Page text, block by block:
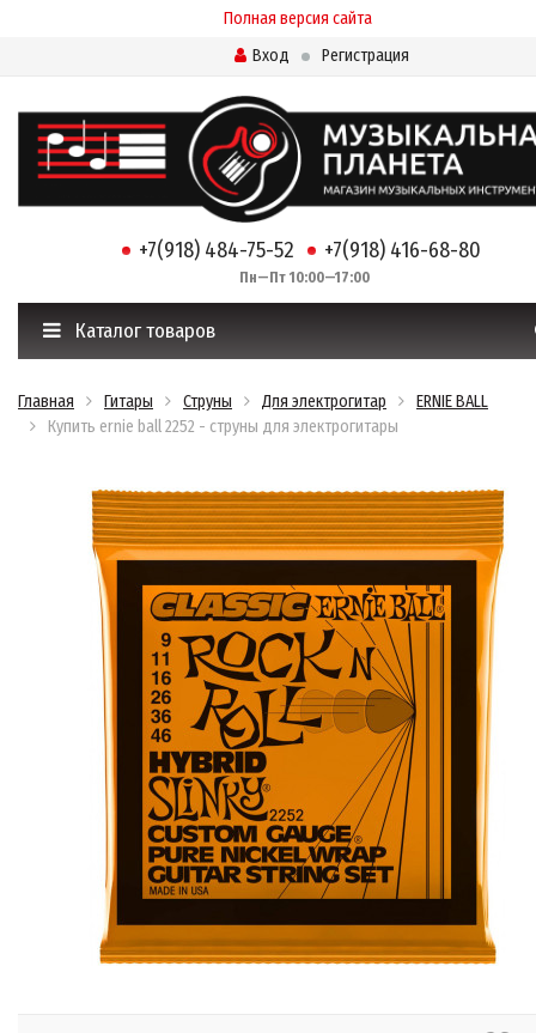
Полная версия сайта
Вход
Регистрация
+7(918) 484-75-52 +7(918) 416-68-80
Пн—Пт 10:00—17:00
Каталог товаров
Главная Гитары Струны Для электрогитар
ERNIE BALL
Купить ernie ball 2252 - струны для электрогитары